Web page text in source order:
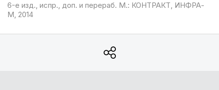
6-е изд., испр., доп. и перераб. М.: КОНТРАКТ, ИНФРА-
М, 2014